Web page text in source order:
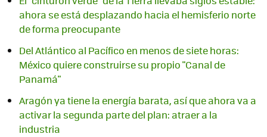
ahora se está desplazando hacia el hemisferio norte
de forma preocupante
Del Atlántico al Pacífico en menos de siete horas:
México quiere construirse su propio "Canal de
Panamá"
Aragón ya tiene la energía barata, así que ahora va a
activar la segunda parte del plan: atraer a la
industria